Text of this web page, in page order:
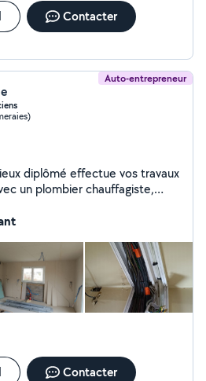
Contacter
Auto-entrepreneur
diplômé effectue vos travaux
un plombier chauffagiste,
car je suis bricoleur
Contacter